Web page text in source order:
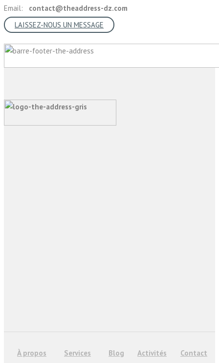
Email: contact@theaddress-dz.com
LAISSEZ-NOUS UN MESSAGE
À propos Services Blog Activités Contact